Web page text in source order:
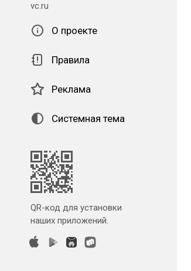
vc.ru
О проекте
Правила
Реклама
Системная тема
QR-код для установки
наших приложений.